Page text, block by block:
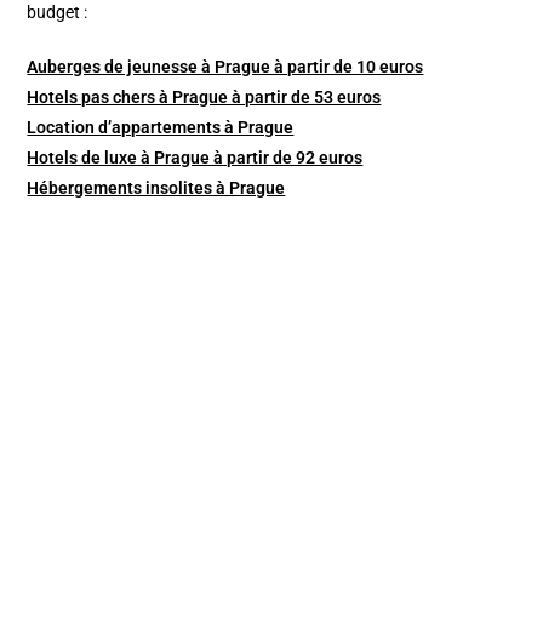
budget :
Auberges de jeunesse à Prague à partir de 10 euros
Hotels pas chers à Prague à partir de 53 euros
Location d’appartements à Prague
Hotels de luxe à Prague à partir de 92 euros
Hébergements insolites à Prague